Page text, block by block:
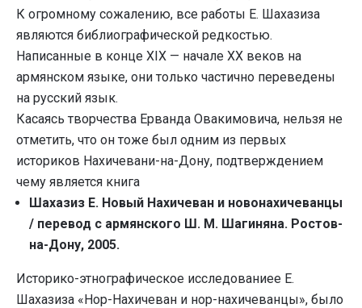
К огромному сожалению, все работы Е. Шахазиза
являются библиографической редкостью.
Написанные в конце XIX — начале XX веков на
армянском языке, они только частично переведены
на русский язык.
Касаясь творчества Ерванда Овакимовича, нельзя не
отметить, что он тоже был одним из первых
историков Нахичевани-на-Дону, подтверждением
чему является книга
Шахазиз Е. Новый Нахичеван и новонахичеванцы
/ перевод с армянского Ш. М. Шагиняна. Ростов-
на-Дону, 2005.
Историко-этнографическое исследованиее Е.
Шахазиза «Нор-Нахичеван и нор-нахичеванцы», было